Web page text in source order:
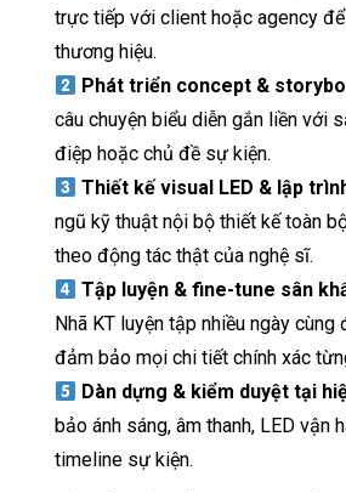
trực tiếp với client hoặc agency
thương hiệu.
Phát triển concept &
câu chuyện biểu diễn gắn liền với
điệp hoặc chủ đề sự kiện.
Thiết kế visual LED & lập
ngũ kỹ thuật nội bộ thiết kế toàn
theo động tác thật của nghệ sĩ.
Tập luyện & fine-tune sân
Nhã KT luyện tập nhiều ngày
đảm bảo mọi chi tiết chính xác
Dàn dựng & kiểm duyệt tại
bảo ánh sáng, âm thanh, LED vận
timeline sự kiện.